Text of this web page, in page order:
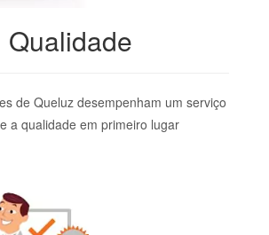
Qualidade
de Queluz desempenham um serviço
a qualidade em primeiro lugar